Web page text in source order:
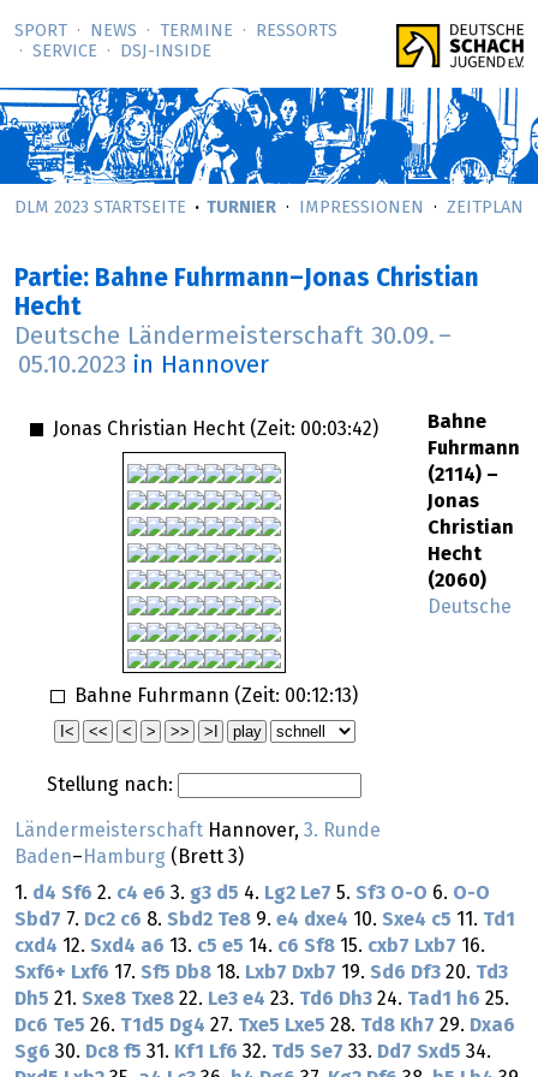
SPORT NEWS TERMINE
RESSORTS
SERVICE
DSJ-­INSIDE
DLM 2023 STARTSEITE TURNIER IMPRESSIONEN ZEITPLAN
Partie: Bahne Fuhrmann–Jonas Christian
Hecht
Deutsche Ländermeisterschaft 30.09. –
05.10.2023 in Hannover
Jonas Christian Hecht (Zeit: 00:03:42)
Bahne Fuhrmann (Zeit: 00:12:13)
Stellung nach:
Bahne
Fuhrmann
(2114) –
Jonas
Christian
Hecht
(2060)
Deutsche
Ländermeisterschaft Hannover, 3. Runde
Baden– Hamburg (Brett 3)
1. d4 Sf6 2. c4 e6 3. g3 d5 4. Lg2 Le7 5. Sf3 O-O 6. O-O
Sbd7 7. Dc2 c6 8. Sbd2 Te8 9. e4 dxe4 10. Sxe4 c5 11. Td1
cxd4 12. Sxd4 a6 13. c5 e5 14. c6 Sf8 15. cxb7 Lxb7 16.
Sxf6+ Lxf6 17. Sf5 Db8 18. Lxb7 Dxb7 19. Sd6 Df3 20. Td3
Dh5 21. Sxe8 Txe8 22. Le3 e4 23. Td6 Dh3 24. Tad1 h6 25.
Dc6 Te5 26. T1d5 Dg4 27. Txe5 Lxe5 28. Td8 Kh7 29. Dxa6
Sg6 30. Dc8 f5 31. Kf1 Lf6 32. Td5 Se7 33. Dd7 Sxd5 34.